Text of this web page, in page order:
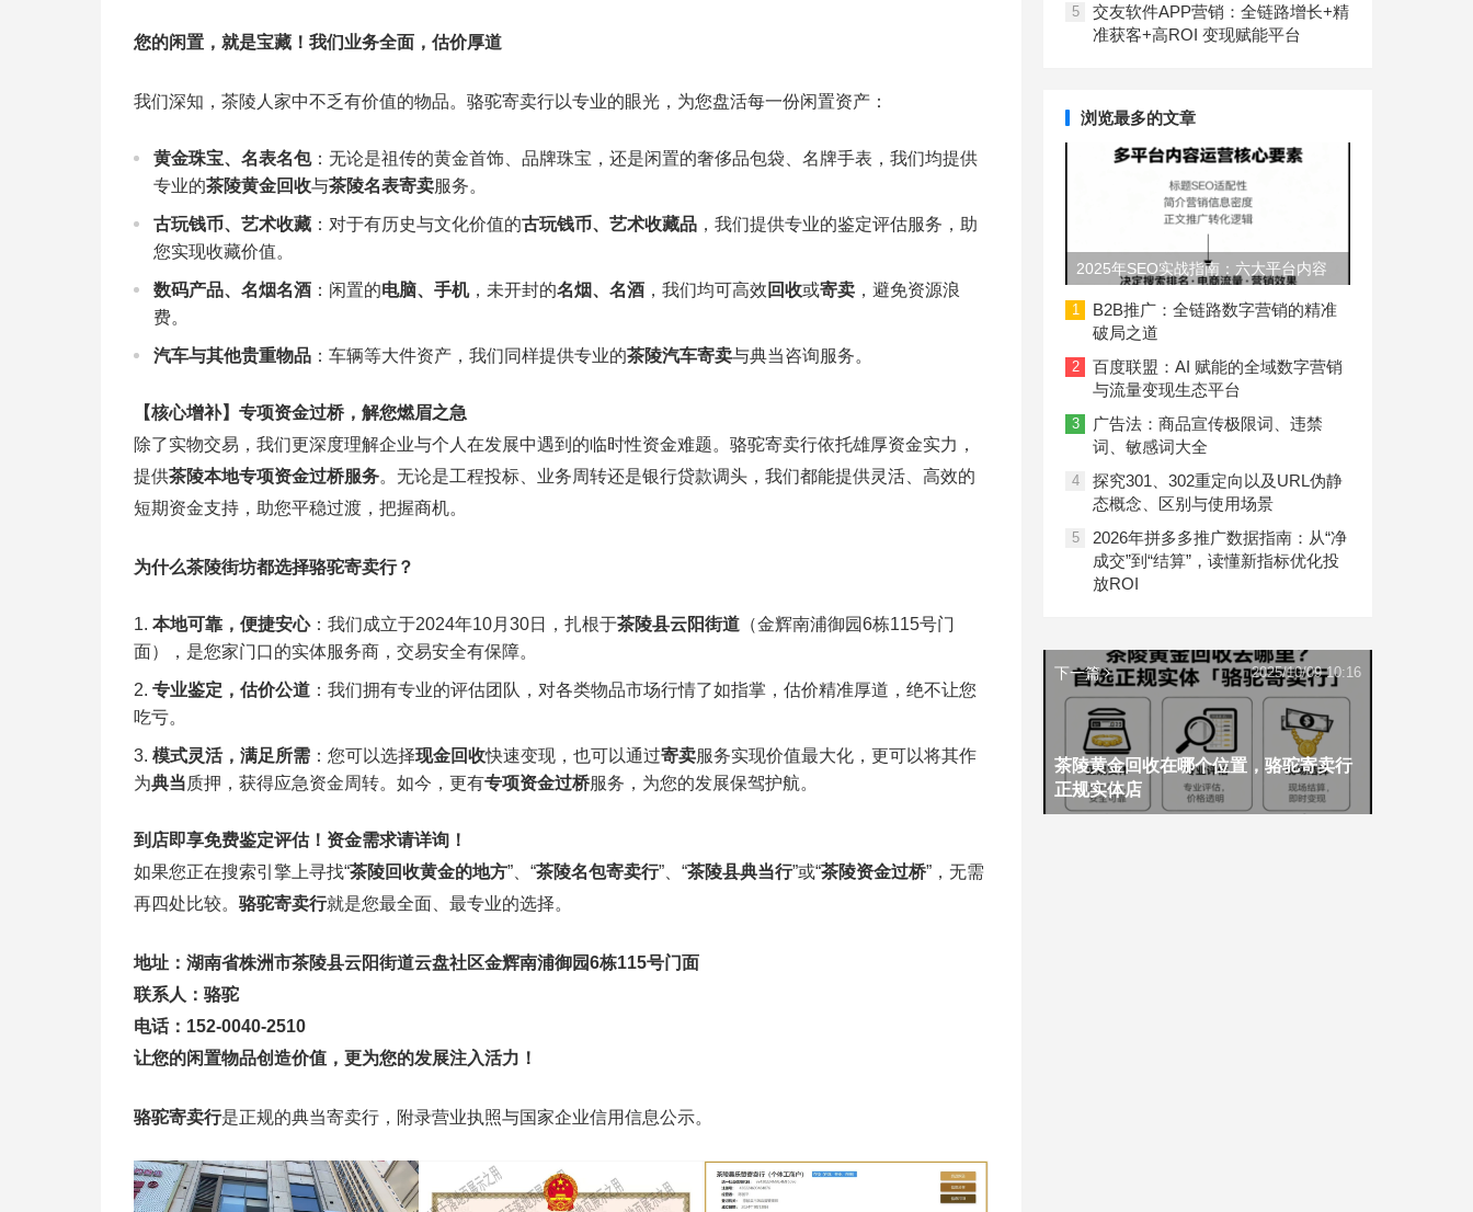
您的闲置，就是宝藏！我们业务全面，估价厚道
我们深知，茶陵人家中不乏有价值的物品。骆驼寄卖行以专业的眼光，为您盘活每一份闲置资产：
黄金珠宝、名表名包：无论是祖传的黄金首饰、品牌珠宝，还是闲置的奢侈品包袋、名牌手表，我们均提供
专业的茶陵黄金回收与茶陵名表寄卖服务。
古玩钱币、艺术收藏 ：对于有历史与文化价值的古玩钱币、艺术收藏品 ，我们提供专业的鉴定评估服务，助
您实现收藏价值。
数码产品、名烟名酒 ：闲置的电脑、手机，未开封的名烟、名酒 ，我们均可高效 回收或寄卖 ，避免资源浪
费。
汽车与其他贵重物品 ：车辆等大件资产，我们同样提供专业的茶陵汽车寄卖与典当咨询服务。
【核心增补】专项资金过桥，解您燃眉之急
除了实物交易，我们更深度理解企业与个人在发展中遇到的临时性资金难题。骆驼寄卖行依托雄厚资金实力，
提供茶陵本地专项资金过桥服务。无论是工程投标、业务周转还是银行贷款调头，我们都能提供灵活、高效的
短期资金支持，助您平稳过渡，把握商机。
为什么茶陵街坊都选择骆驼寄卖行？
本地可靠，便捷安心：我们成立于2024年10月30日，扎根于茶陵县云阳街道 （金辉南浦御园6栋115号门
面），是您家门口的实体服务商，交易安全有保障。
专业鉴定，估价公道 ：我们拥有专业的评估团队，对各类物品市场行情了如指掌，估价精准厚道，绝不让您
吃亏。
模式灵活，满足所需 ：您可以选择现金回收快速变现，也可以通过寄卖服务实现价值最大化，更可以将其作
为典当质押，获得应急资金周转。如今，更有专项资金过桥服务，为您的发展保驾护航。
到店即享免费鉴定评估！资金需求请详询！
如果您正在搜索引擎上寻找“茶陵回收黄金的地方”、“茶陵名包寄卖行”、“茶陵县典当行”或“茶陵资金过桥”，无需
再四处比较。 骆驼寄卖行就是您最全面、最专业的选择。
地址：湖南省株洲市茶陵县云阳街道云盘社区金辉南浦御园6栋115号门面
联系人：骆驼
电话：152-0040-2510
让您的闲置物品创造价值，更为您的发展注入活力！
骆驼寄卖行是正规的典当寄卖行，附录营业执照与国家企业信用信息公示。
5
交友软件APP营销：全链路增长+精
准获客+高ROI 变现赋能平台
浏览最多的文章
2025年SEO实战指南：六大平台内容
长度与结构规范
1
B2B推广：全链路数字营销的精准
破局之道
2
百度联盟：AI 赋能的全域数字营销
与流量变现生态平台
3
广告法：商品宣传极限词、违禁
词、敏感词大全
4
探究301、302重定向以及URL伪静
态概念、区别与使用场景
5
2026年拼多多推广数据指南：从“净
成交”到“结算”，读懂新指标优化投
放ROI
下一篇
茶陵黄金回收在哪个位置，骆驼寄卖行
正规实体店
2025/10/09 10:16